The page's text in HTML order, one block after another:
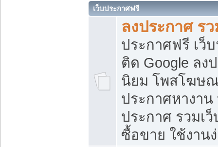
เว็บประกาศฟรี
ลงประกาศ ร
ประกาศฟรี เว็
ติด Google ลง
นิยม โพสโฆษ
ประกาศหางาน
ประกาศ รวมเ
ซื้อขาย ใช้งาน